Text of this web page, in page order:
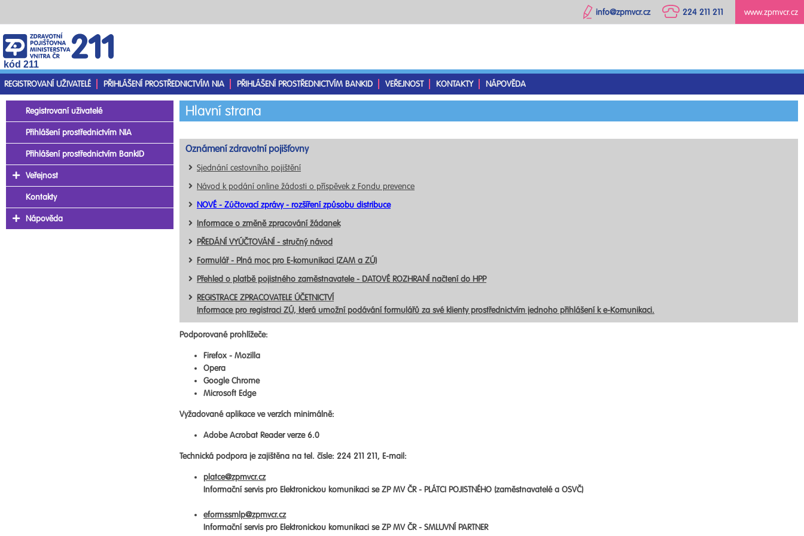
www.zpmvcr.cz
224 211 211
info@zpmvcr.cz
kód 211
REGISTROVANÍ UŽIVATELÉ
PŘIHLÁŠENÍ PROSTŘEDNICTVÍM NIA PŘIHLÁŠENÍ PROSTŘEDNICTVÍM BANKID VEŘEJNOST KONTAKTY NÁPOVĚDA
Hlavní strana
Oznámení zdravotní pojišťovny
Sjednání cestovního pojištění
Návod k podání online žádosti o příspěvek z Fondu prevence
NOVÉ - Zúčtovací zprávy - rozšíření způsobu distribuce
Informace o změně zpracování žádanek
PŘEDÁNÍ VYÚČTOVÁNÍ - stručný návod
Formulář - Plná moc pro E-komunikaci (ZAM a ZÚ)
Přehled o platbě pojistného zaměstnavatele - DATOVÉ ROZHRANÍ načtení do HPP
REGISTRACE ZPRACOVATELE ÚČETNICTVÍ
Informace pro registraci ZÚ, která umožní podávání formulářů za své klienty prostřednictvím jednoho přihlášení k e-Komunikaci.
Podporované prohlížeče:
Firefox - Mozilla
Opera
Google Chrome
Microsoft Edge
Vyžadované aplikace ve verzích minimálně:
Adobe Acrobat Reader verze 6.0
Technická podpora je zajištěna na tel. čísle: 224 211 211, E-mail:
platce@zpmvcr.cz
Informační servis pro Elektronickou komunikaci se ZP MV ČR - PLÁTCI POJISTNÉHO (zaměstnavatelé a OSVČ)
eformssmlp@zpmvcr.cz
Informační servis pro Elektronickou komunikaci se ZP MV ČR - SMLUVNÍ PARTNER
Registrovaní uživatelé
Přihlášení prostřednictvím NIA
Přihlášení prostřednictvím BankID
Veřejnost
Kontakty
Nápověda